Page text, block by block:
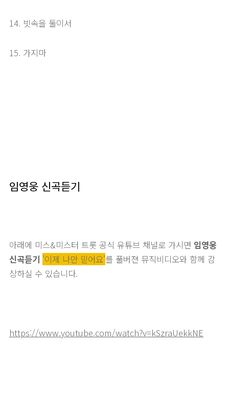
14. 빗속을 둘이서
15. 가지마
임영웅 신곡듣기
아래에 미스&미스터 트롯 공식 유튜브 채널로 가시면 임영웅
신곡듣기 '이제 나만 믿어요'를 풀버젼 뮤직비디오와 함께 감
상하실 수 있습니다.
https://www.youtube.com/watch?v=kSzraUekkNE